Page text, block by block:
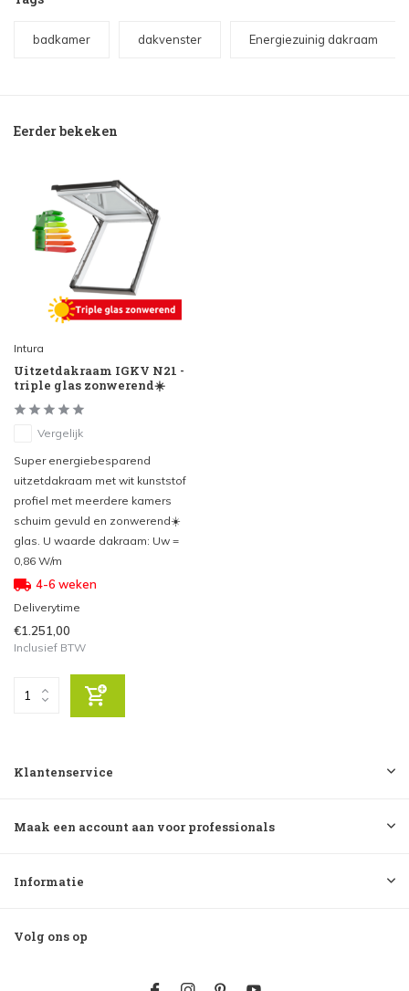
badkamer dakvenster Energiezuinig dakraam
Eerder bekeken
Intura
Uitzetdakraam IGKV N21 -
triple glas zonwerend☀️
Vergelijk
Super energiebesparend
uitzetdakraam met wit kunststof
profiel met meerdere kamers
schuim gevuld en zonwerend☀️
glas. U waarde dakraam: Uw =
0,86 W/m
4-6 weken
Deliverytime
€1.251,00
Inclusief BTW
Klantenservice
Maak een account aan voor professionals
Informatie
Volg ons op